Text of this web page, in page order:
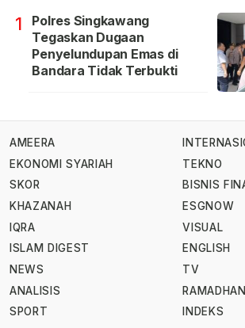
1
Polres Singkawang
Tegaskan Dugaan
Penyelundupan Emas di
Bandara Tidak Terbukti
AMEERA
EKONOMI SYARIAH
SKOR
KHAZANAH
IQRA
ISLAM DIGEST
NEWS
ANALISIS
SPORT
TEKNO
BISNIS
ESGNOW
VISUAL
ENGLISH
TV
RAMADHAN
INDEKS